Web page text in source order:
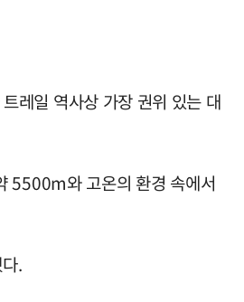
레일 역사상 가장 권위 있는 대
5500m와 고온의 환경 속에서
.